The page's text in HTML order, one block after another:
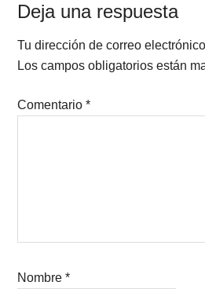
Deja una respuesta
Tu dirección de correo
Los campos obligatorios están
Comentario*
Nombre*